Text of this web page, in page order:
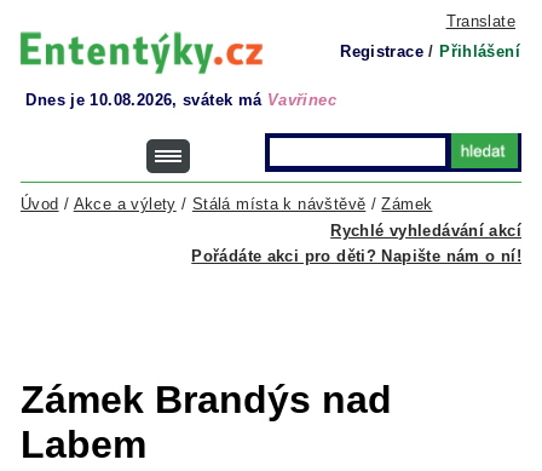
Translate
Registrace / Přihlášení
Dnes je 10.08.2026, svátek má Vavřinec
Rychlé vyhledávání akcí
Úvod / Akce a výlety / Stálá místa k návštěvě /Zámek
Pořádáte akci pro děti? Napište nám o ní!
Zámek Brandýs nad
Labem